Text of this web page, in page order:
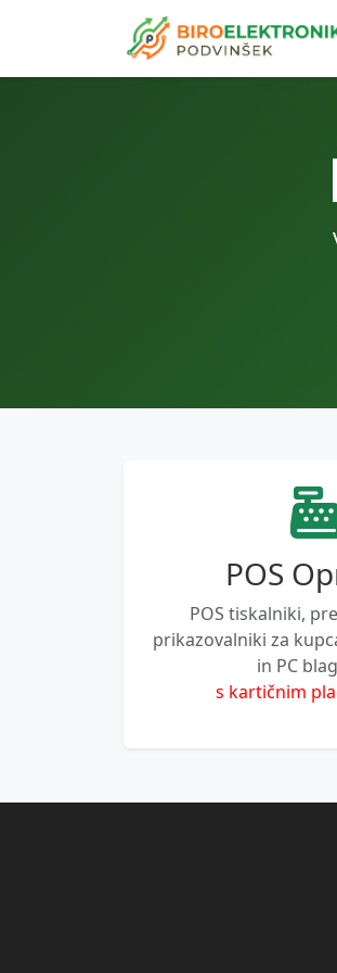
POS
POS tiskalniki,
prikazovalniki za
in PC
s kartičnim